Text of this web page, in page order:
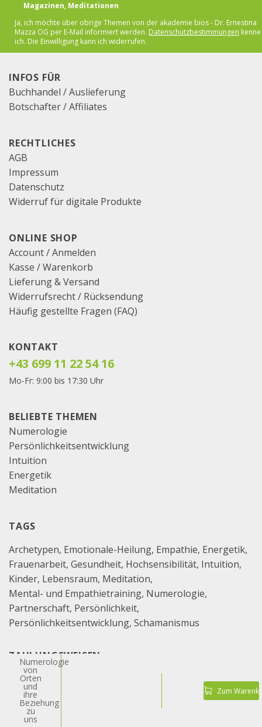
Numerologie
von
Orten
und
ihre
Beziehung
zu
uns
Zum
Magazinen, Meditationen
Ja, ich möchte über obrige Themen von der akademie bios - Dr. Ernestina
Mazza OG per E-Mail informiert werden. Datenschutzbestimmungen kenne
ich. Die Einwilligung kann ich widerrufen.
INFOS FÜR
Buchhandel / Auslieferung
Botschafter / Affiliates
RECHTLICHES
AGB
Impressum
Datenschutz
Widerruf für digitale Produkte
ONLINE SHOP
Account / Anmelden
Kasse /Warenkorb
Lieferung & Versand
Widerrufsrecht / Rücksendung
Häufig gestellte Fragen (FAQ)
KONTAKT
+43 699 11 22 54 16
Mo-Fr: 9:00 bis 17:30 Uhr
BELIEBTE THEMEN
Numerologie
Persönlichkeitsentwicklung
Intuition
Energetik
Meditation
TAGS
Archetypen Emotionale-Heilung Empathie Energetik
Frauenarbeit Gesundheit Hochsensibilität Intuition
Kinder Lebensraum Meditation
Mental- und Empathietraining Numerologie
Partnerschaft Persönlichkeit
Persönlichkeitsentwicklung Schamanismus
ZAHLUNGSWEISEN